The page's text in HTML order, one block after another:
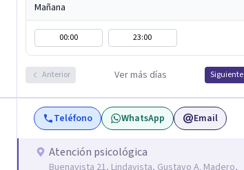
Mañana
00:00 23:00
Anterior Ver más días Siguiente
Teléfono WhatsApp Email
Atención psicológica
Buenavista 21, Lindavista, Gustavo A. Madero,